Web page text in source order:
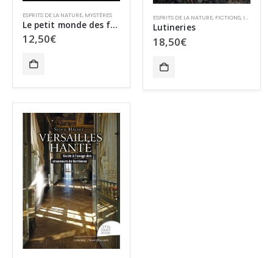
ESPRITS DE LA NATURE, MYSTÈRES
Le petit monde des fées et des lutins
12,50€
ESPRITS DE LA NATURE, FICTIONS, INCLASSABLES
Lutineries
18,50€